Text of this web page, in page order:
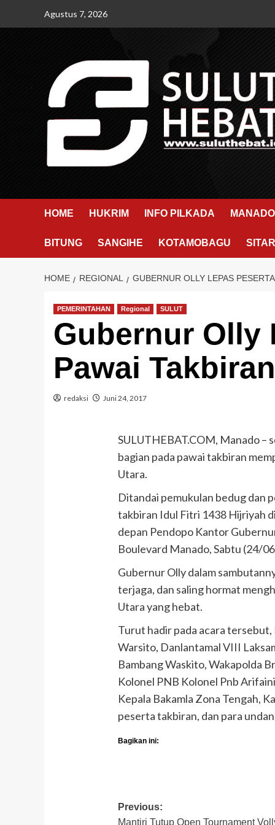
Agustus 7, 2026
HOME HUKRIM INFO PILKADA MANADO
BITUNG SANGIHE KOTAMOBAGU
HOME REGIONAL GUBERNUR OLLY LEPAS
PEMERINTAHAN Regional SULUT
Gubernur Olly
Pawai Takbiran
redaksi Juni 24, 2017
SULUTHEBAT.COM, Manado –
bagian pada pawai takbiran
Utara.
Ditandai pemukulan bedug dan
takbiran Idul Fitri 1438 Hijriyah
depan Pendopo Kantor
Boulevard Manado, Sabtu (24/
Gubernur Olly dalam
terjaga, dan saling hormat
Utara yang hebat.
Turut hadir pada acara
Warsito, Danlantamal VIII
Bambang Waskito, Wakapolda
Kolonel PNB Kolonel Pnb
Kepala Bakamla Zona Tengah,
peserta takbiran, dan para
Bagikan ini:
Post
Previous:
Mantiri Tutup Open Tournament